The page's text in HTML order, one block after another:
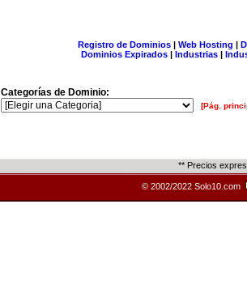
Registro de Dominios| Web Hosting |
Dominios Expirados | Industrias |
Categorías de Dominio:
[Pág.
** Precios
© 2002/2022 Solo10.com